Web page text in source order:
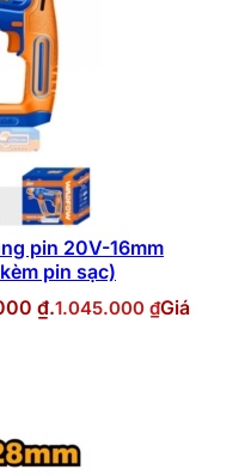
pin 20V-16mm
pin sạc)
₫.1.045.000 ₫Giá